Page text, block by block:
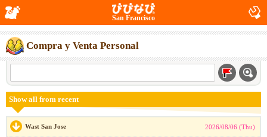
San Francisco
Compra y Venta Personal
Show all from recent
Wast San Jose 2026/08/06 (Thu)